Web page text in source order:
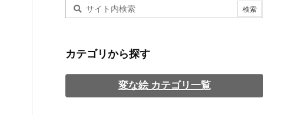
カテゴリから探す
変な絵 カテゴリ一覧